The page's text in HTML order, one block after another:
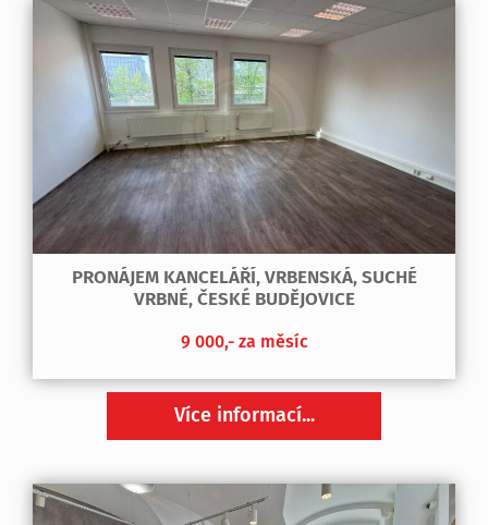
PRONÁJEM KANCELÁŘÍ, VRBENSKÁ, SUCHÉ
VRBNÉ, ČESKÉ BUDĚJOVICE
9 000,- za měsíc
Více informací...